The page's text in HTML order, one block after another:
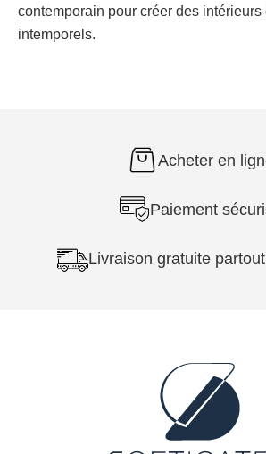
contemporain pour créer des intérieurs
intemporels.
Acheter en
Paiement
Livraison gratuite